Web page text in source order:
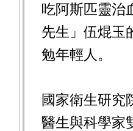
吃阿斯匹靈治
先生」伍焜玉
勉年輕人。
國家衛生研究
醫生與科學家